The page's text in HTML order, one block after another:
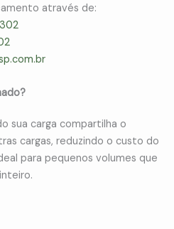
através de:
sua carga compartilha o
cargas, reduzindo o custo do
para pequenos volumes que